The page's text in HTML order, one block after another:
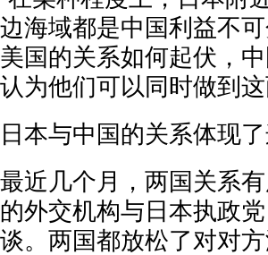
边海域都是中国利益不
美国的关系如何起伏，
认为他们可以同时做到
日本与中国的关系体现了
最近几个月，两国关系
的外交机构与日本执政
谈。两国都放松了对对